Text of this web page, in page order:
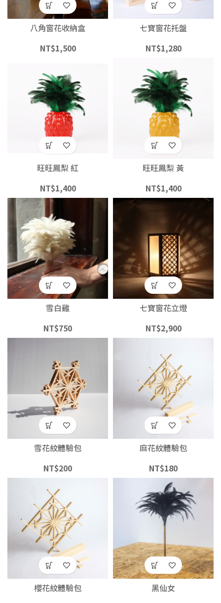
八角窗花收納盒
NT$1,500
七寶窗花托盤
NT$1,280
旺旺鳳梨 紅
NT$1,400
旺旺鳳梨 黃
NT$1,400
雪白雞
NT$750
七寶窗花立燈
NT$2,900
雪花紋體驗包
NT$200
麻花紋體驗包
NT$180
櫻花紋體驗包
黑仙女